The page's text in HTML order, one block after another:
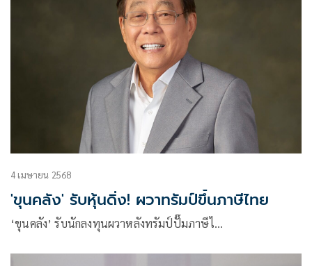
4 เมษายน 2568
'ขุนคลัง' รับหุ้นดิ่ง! ผวาทรัมป์ขึ้นภาษีไทย
‘ขุนคลัง’ รับนักลงทุนผวาหลังทรัมป์ปั๊มภาษีไ…